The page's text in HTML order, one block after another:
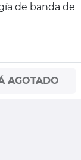
de banda de
AGOTADO